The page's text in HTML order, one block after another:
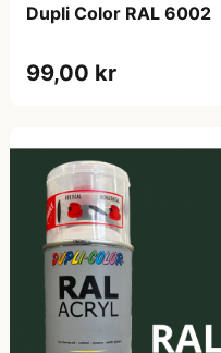
Dupli Color RAL 6002
99,00 kr